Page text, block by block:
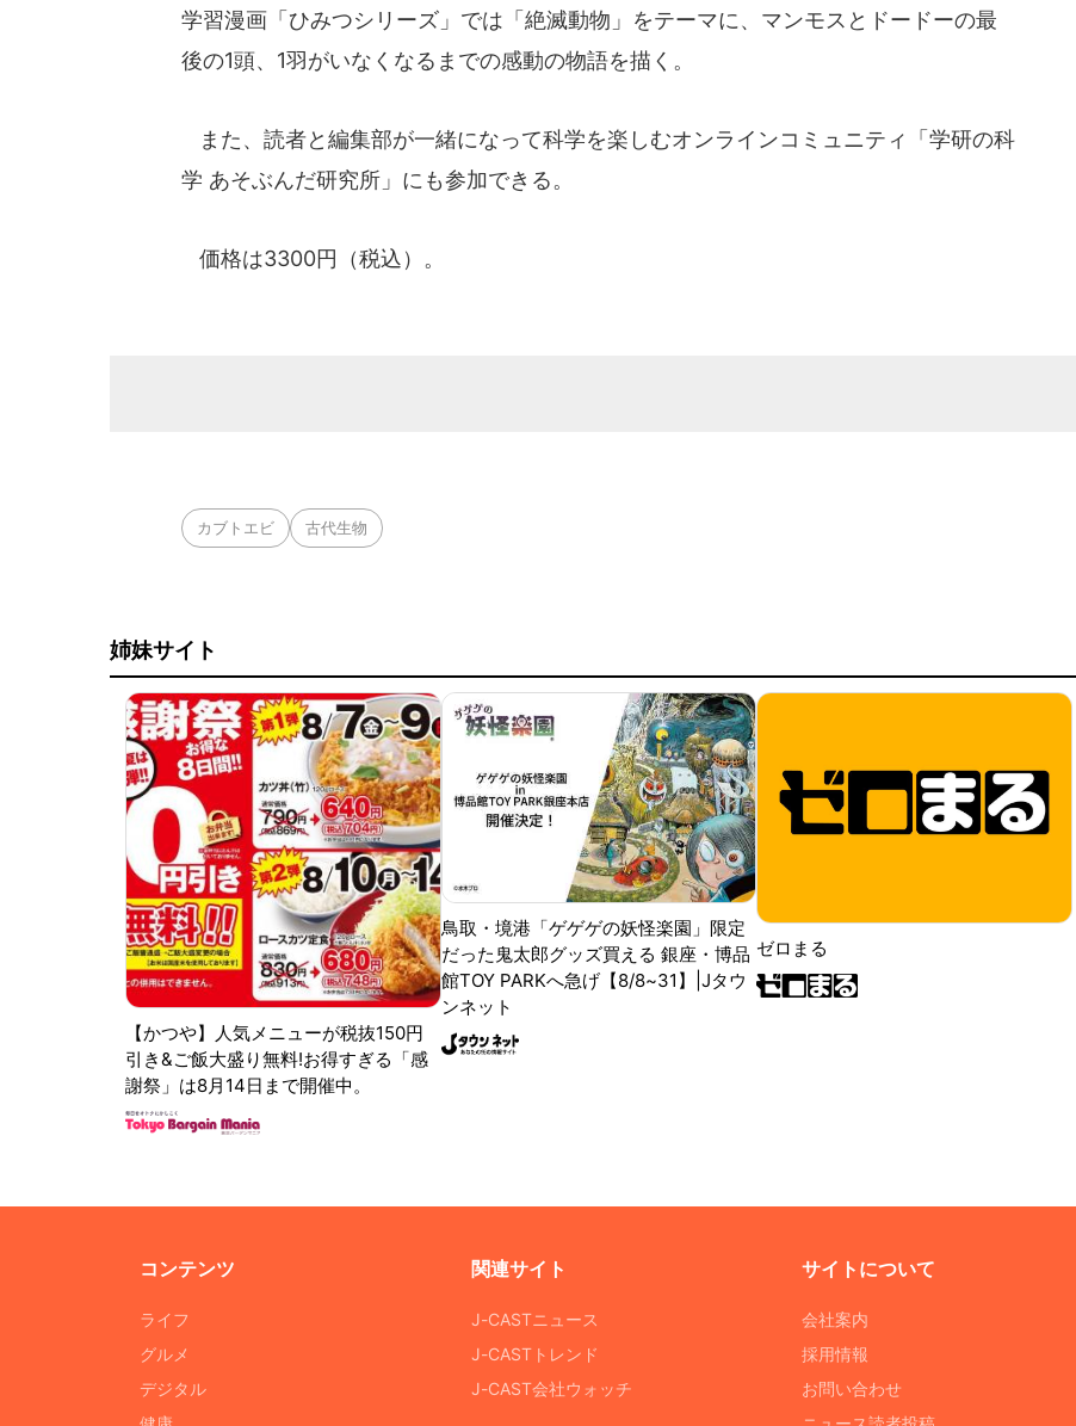
学習漫画「ひみつシリーズ」では「絶滅動物」をテーマに、マンモスとドードーの最
後の1頭、1羽がいなくなるまでの感動の物語を描く。
また、読者と編集部が一緒になって科学を楽しむオンラインコミュニティ「学研の科
学 あそぶんだ研究所」にも参加できる。
価格は3300円（税込）。
カブトエビ 古代生物
姉妹サイト
【かつや】人気メニューが税抜150円
引き&ご飯大盛り無料!お得すぎる「感
謝祭」は8月14日まで開催中。
鳥取・境港「ゲゲゲの妖怪楽園」限定
だった鬼太郎グッズ買える 銀座・博品
館TOY PARKへ急げ【8/8~31】|Jタウ
ンネット
ゼロまる
コンテンツ
ライフ
グルメ
デジタル
関連サイト
J-CASTニュース
J-CASTトレンド
J-CAST会社ウォッチ
サイトについて
会社案内
採用情報
お問い合わせ